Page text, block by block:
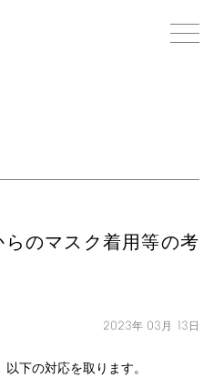
らのマスク着用等の考
2023年 03 月 13 日
下の対応を取ります。